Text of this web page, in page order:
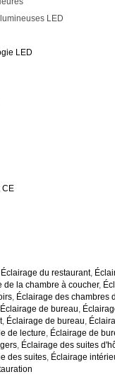
naturel même le soir
avec environ
de 5 ans, au lieu
pas à nous
de quantité si vous
avec impatience
LED
LED
CE
Éclairage du restaurant,
de la chambre à coucher,
, Éclairage des chambres
Éclairage de bureau,
, Éclairage de bureau,
de lecture, Éclairage de
, Éclairage des suites
des suites, Éclairage